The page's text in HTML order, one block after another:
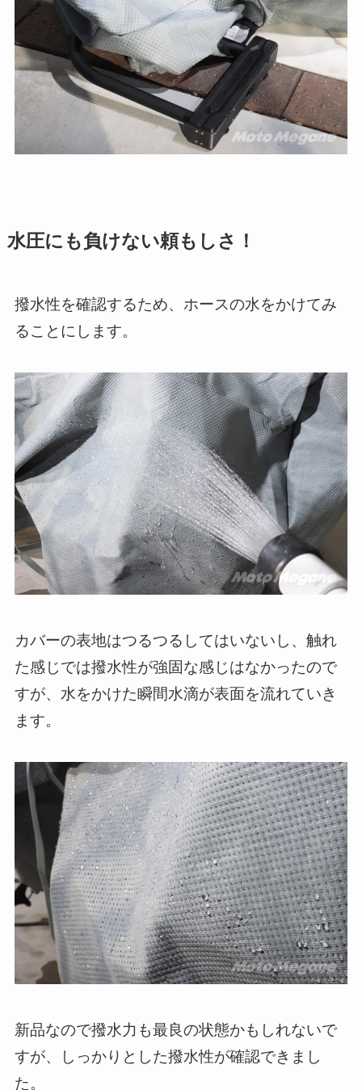
水圧にも負けない頼もしさ！
撥水性を確認するため、ホースの水をかけてみ
ることにします。
カバーの表地はつるつるしてはいないし、触れ
た感じでは撥水性が強固な感じはなかったので
すが、水をかけた瞬間水滴が表面を流れていき
ます。
新品なので撥水力も最良の状態かもしれないで
すが、しっかりとした撥水性が確認できまし
た。